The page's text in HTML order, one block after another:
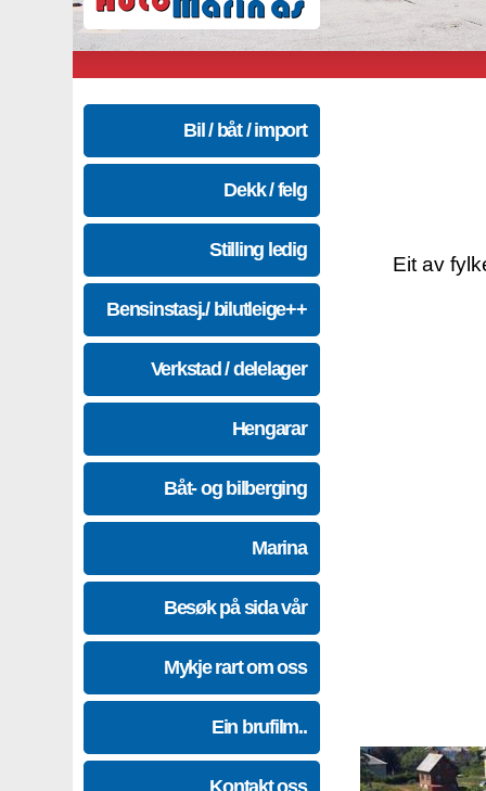
Bil / båt / import
Dekk / felg
Stilling ledig
Bensinstasj./ bilutleige++
Verkstad / delelager
Hengarar
Båt- og bilberging
Marina
Besøk på sida vår
Mykje rart om oss
Ein brufilm..
Kontakt oss
Eit av